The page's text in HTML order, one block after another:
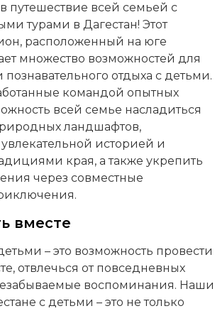
путешествие всей семьей с
турами в Дагестан! Этот
расположенный на юге
множество возможностей для
познавательного отдыха с детьми.
командой опытных
всей семье насладиться
ландшафтов,
историей и
края, а также укрепить
через совместные
вместе
– это возможность провести
отвлечься от повседневных
воспоминания. Наши
с детьми – это не только